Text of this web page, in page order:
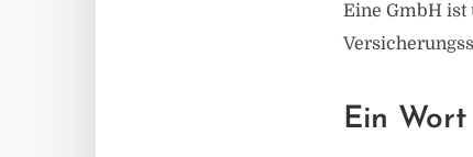
Eine GmbH
Ein Wort